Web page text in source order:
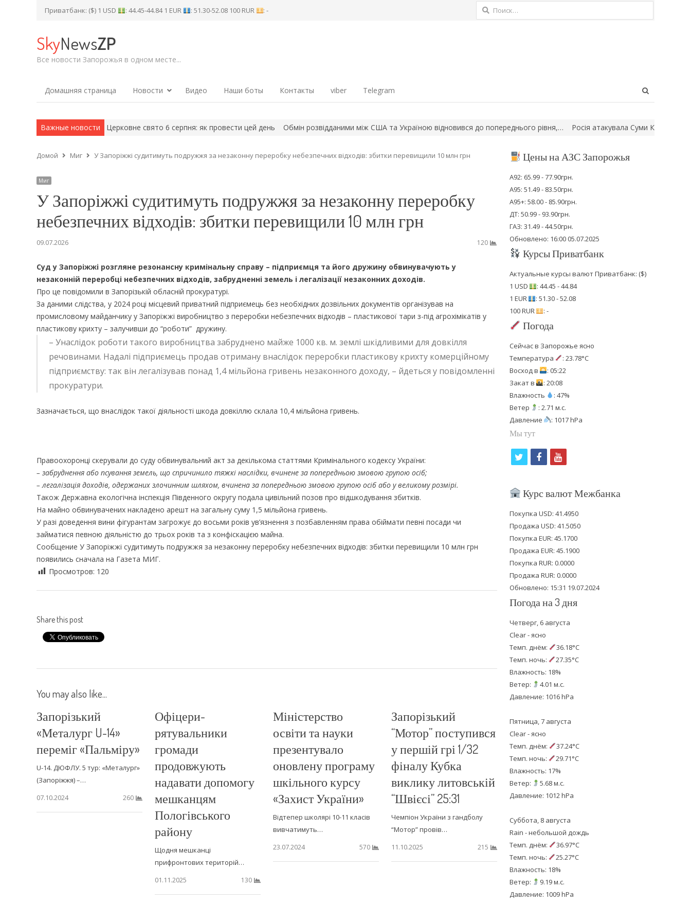
Приватбанк: ($) 1 USD : 44.45-44.84 1 EUR : 51.30-52.08 100 RUR : - Найти:
SkyNewsZP
Все новости Запорожья в одном месте...
Домашняя страница Новости Видео Наши боты Контакты viber Telegram
Важные новости
четвер, 6 серпня Церковне свято 6 серпня: як провести цей день Обмін розвідданими між США та Україною відновився до попереднього рівня,… Росія атакувала Суми КАБами:
Домой Миг У Запоріжжі судитимуть подружжя за незаконну переробку небезпечних відходів: збитки перевищили 10 млн грн
Миг
У Запоріжжі судитимуть подружжя за незаконну переробку
небезпечних відходів: збитки перевищили 10 млн грн
09.07.2026 120
Суд у Запоріжжі розгляне резонансну кримінальну справу – підприємця та його дружину обвинувачують у
незаконній переробці небезпечних відходів, забрудненні земель і легалізації незаконних доходів.
Про це повідомили в Запорізькій обласній прокуратурі.
За даними слідства, у 2024 році місцевий приватний підприємець без необхідних дозвільних документів організував на
промисловому майданчику у Запоріжжі виробництво з переробки небезпечних відходів – пластикової тари з-під агрохімікатів у
пластикову крихту – залучивши до “роботи” дружину.
– Унаслідок роботи такого виробництва забруднено майже 1000 кв. м. землі шкідливими для довкілля
речовинами. Надалі підприємець продав отриману внаслідок переробки пластикову крихту комерційному
підприємству: так він легалізував понад 1,4 мільйона гривень незаконного доходу, – йдеться у повідомленні
прокуратури.
Зазначається, що внаслідок такої діяльності шкода довкіллю склала 10,4 мільйона гривень.
Правоохоронці скерували до суду обвинувальний акт за декількома статтями Кримінального кодексу України:
– забруднення або псування земель, що спричинило тяжкі наслідки, вчинене за попередньою змовою групою осіб;
– легалізація доходів, одержаних злочинним шляхом, вчинена за попередньою змовою групою осіб або у великому розмірі.
Також Державна екологічна інспекція Південного округу подала цивільний позов про відшкодування збитків.
На майно обвинувачених накладено арешт на загальну суму 1,5 мільйона гривень.
У разі доведення вини фігурантам загрожує до восьми років ув’язнення з позбавленням права обіймати певні посади чи
займатися певною діяльністю до трьох років та з конфіскацією майна.
Сообщение У Запоріжжі судитимуть подружжя за незаконну переробку небезпечних відходів: збитки перевищили 10 млн грн
появились сначала на Газета МИГ.
Просмотров: 120
Share this post
You may also like...
Запорізький
«Металург U-14»
переміг «Пальміру»
U-14. ДЮФЛУ. 5 тур: «Металург»
(Запоріжжя) –…
07.10.2024
260
Офіцери-
рятувальники
громади
продовжують
надавати допомогу
мешканцям
Пологівського
району
Щодня мешканці
прифронтових територій…
01.11.2025
130
Міністерство
освіти та науки
презентувало
оновлену програму
шкільного курсу
«Захист України»
Відтепер школярі 10-11 класів
вивчатимуть…
23.07.2024
570
Запорізький
“Мотор” поступився
у першій грі 1/32
фіналу Кубка
виклику литовській
“Швієсі” 25:31
Чемпіон України з гандболу
“Мотор” провів…
11.10.2025
215
Цены на АЗС Запорожья
А92: 65.99 - 77.90грн.
А95: 51.49 - 83.50грн.
А95+: 58.00 - 85.90грн.
ДТ: 50.99 - 93.90грн.
ГАЗ: 31.49 - 44.50грн.
Обновлено: 16:00 05.07.2025
Курсы Приватбанк
Актуальные курсы валют Приватбанк: ($)
1 USD
: 44.45 - 44.84
1 EUR
: 51.30 - 52.08
100 RUR
: -
Погода
Сейчас в Запорожье ясно
Температура
: 23.78°C
Восход в
: 05:22
Закат в
: 20:08
Влажность
: 47%
Ветер
: 2.71 м.с.
Давление
: 1017 hPa
Мы тут
i
t
e
r
f
c
b
o
o
k
y
u
u
b
e
Курс валют Межбанка
Покупка USD: 41.4950
Продажа USD: 41.5050
Покупка EUR: 45.1700
Продажа EUR: 45.1900
Покупка RUR: 0.0000
Продажа RUR: 0.0000
Обновлено: 15:31 19.07.2024
Погода на 3 дня
Четверг, 6 августа
Clear - ясно
Темп. днём:
36.18°C
Темп. ночь:
27.35°C
Влажность: 18%
Ветер:
4.01 м.с.
Давление: 1016 hPa
Пятница, 7 августа
Clear - ясно
Темп. днём:
37.24°C
Темп. ночь:
29.71°C
Влажность: 17%
Ветер:
5.68 м.с.
Давление: 1012 hPa
Суббота, 8 августа
Rain - небольшой дождь
Темп. днём:
36.97°C
Темп. ночь:
25.27°C
Влажность: 18%
Ветер:
9.19 м.с.
Давление: 1009 hPa